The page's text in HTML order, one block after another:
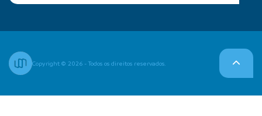
Copyright © 2026 - Todos os direitos reservados.